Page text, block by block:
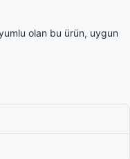
olan bu ürün, uygun